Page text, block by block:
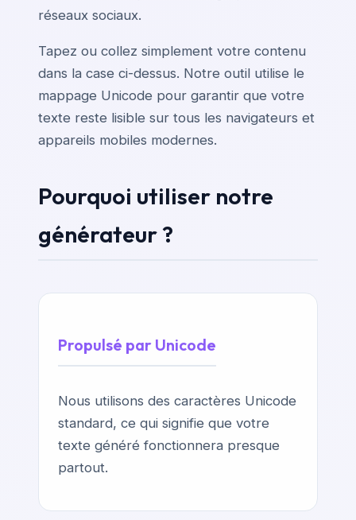
réseaux sociaux.
Tapez ou collez simplement votre contenu
dans la case ci-dessus. Notre outil utilise le
mappage Unicode pour garantir que votre
texte reste lisible sur tous les navigateurs et
appareils mobiles modernes.
Pourquoi utiliser notre
générateur ?
Propulsé par Unicode
Nous utilisons des caractères Unicode
standard, ce qui signifie que votre
texte généré fonctionnera presque
partout.